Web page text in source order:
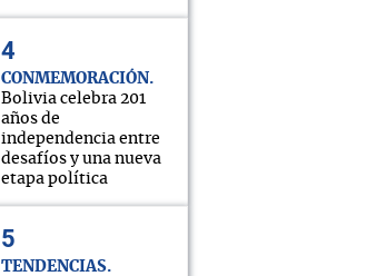
CONMEMORACIÓN
Bolivia celebra 201
años de
independencia entre
desafíos y una nueva
etapa política
TENDENCIAS